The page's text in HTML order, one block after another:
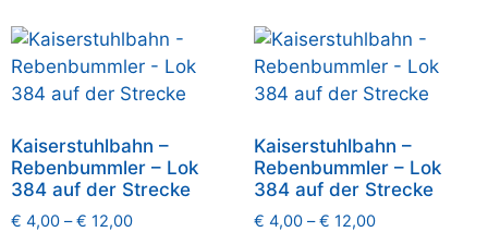
Kaiserstuhlbahn –
Rebenbummler – Lok
384 auf der Strecke
€ 4,00 –€ 12,00
Kaiserstuhlbahn –
Rebenbummler – Lok
384 auf der Strecke
€ 4,00–€ 12,00